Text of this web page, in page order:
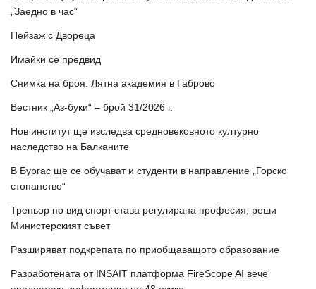
„Заедно в час“
Пейзаж с Двореца
Имайки се предвид
Снимка на броя: Лятна академия в Габрово
Вестник „Аз-буки“ – брой 31/2026 г.
Нов институт ще изследва средновековното културно
наследство на Балканите
В Бургас ще се обучават и студенти в направление „Горско
стопанство“
Треньор по вид спорт става регулирана професия, реши
Министерският съвет
Разширяват подкрепата по приобщаващото образование
Разработената от INSAIT платформа FireScope AI вече